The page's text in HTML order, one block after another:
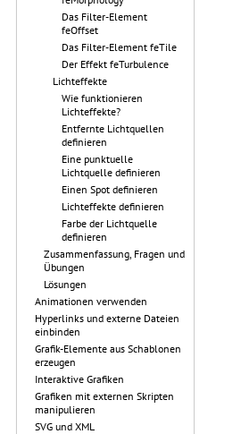
Das Filter-Element
feOffset
Das Filter-Element feTile
Der Effekt feTurbulence
Lichteffekte
Wie funktionieren
Lichteffekte?
Entfernte Lichtquellen
definieren
Eine punktuelle
Lichtquelle definieren
Einen Spot definieren
Lichteffekte definieren
Farbe der Lichtquelle
definieren
Zusammenfassung, Fragen und
Übungen
Lösungen
Animationen verwenden
Hyperlinks und externe Dateien
einbinden
Grafik-Elemente aus Schablonen
erzeugen
Interaktive Grafiken
Grafiken mit externen Skripten
manipulieren
SVG und XML